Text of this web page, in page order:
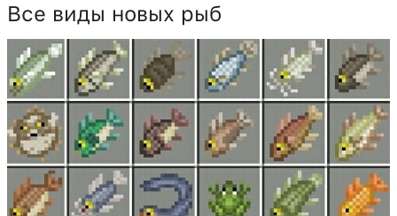
Все виды новых рыб